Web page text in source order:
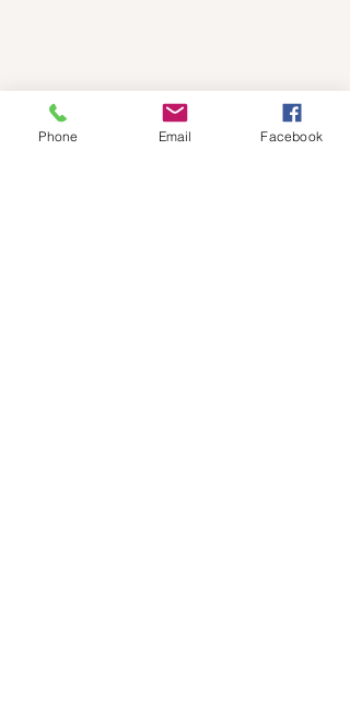
Phone Email Facebook